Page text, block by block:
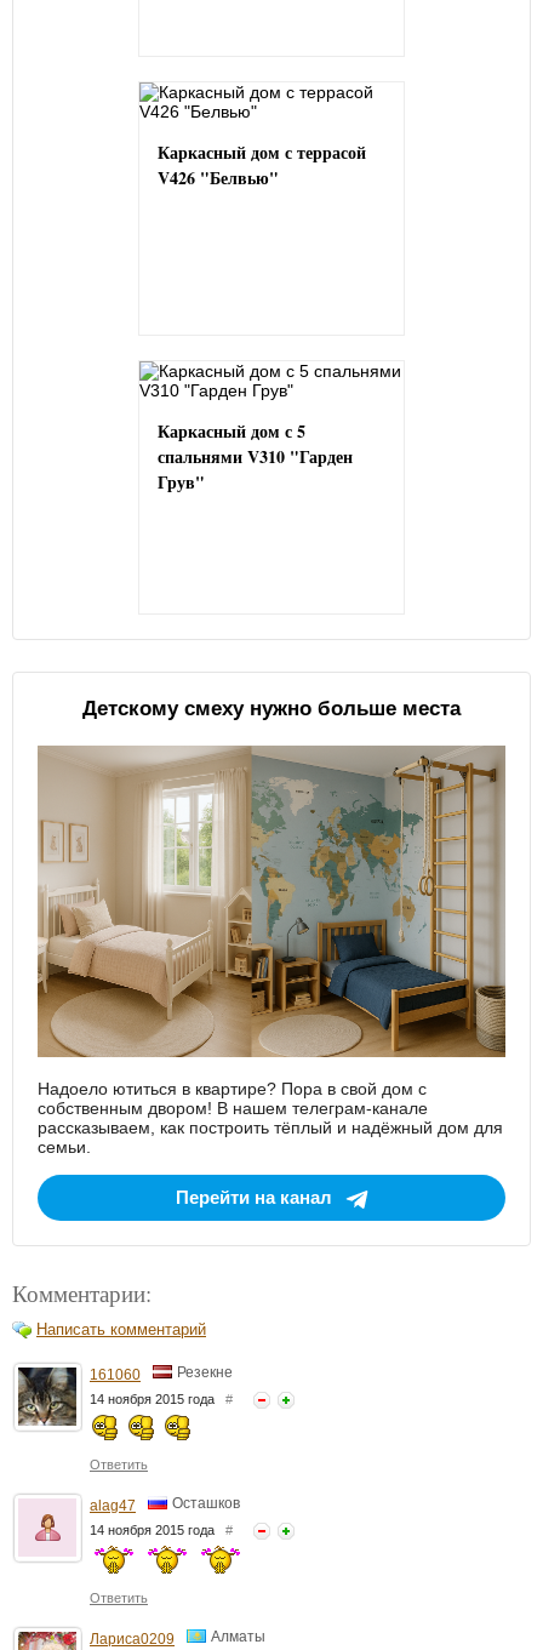
Каркасный дом с террасой
V426 "Белвью"
Каркасный дом с 5
спальнями V310 "Гарден
Грув"
Детскому смеху нужно больше места
Надоело ютиться в квартире? Пора в свой дом с
собственным двором! В нашем телеграм-канале
рассказываем, как построить тёплый и надёжный дом для
семьи.
Перейти на канал
Комментарии:
Написать комментарий
161060 Резекне
14 ноября 2015 года #
Ответить
alag47 Осташков
14 ноября 2015 года #
Ответить
Лариса0209 Алматы